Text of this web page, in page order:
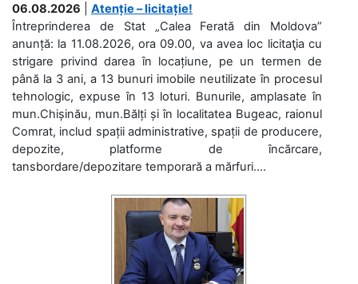
06.08.2026
Atenție – licitație!
Întreprinderea de Stat „Calea Ferată din Moldova”
anunță: la 11.08.2026, ora 09.00, va avea loc licitaţia cu
strigare privind darea în locațiune, pe un termen de
până la 3 ani, a 13 bunuri imobile neutilizate în procesul
tehnologic, expuse în 13 loturi. Bunurile, amplasate în
mun.Chișinău, mun.Bălți și în localitatea Bugeac, raionul
Comrat, includ spații administrative, spații de producere,
depozite, platforme de încărcare,
tansbordare/depozitare temporară a mărfuri....